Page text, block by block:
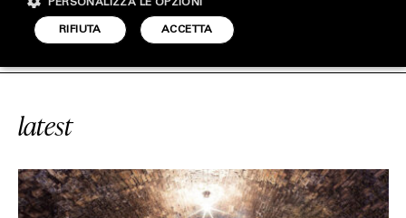
STYLE
FOOTWEAR
#GANCIA SOLDOUTSERVICE
latest
ACCETTA
RIFIUTA
PERSONALIZZA LE OPZIONI